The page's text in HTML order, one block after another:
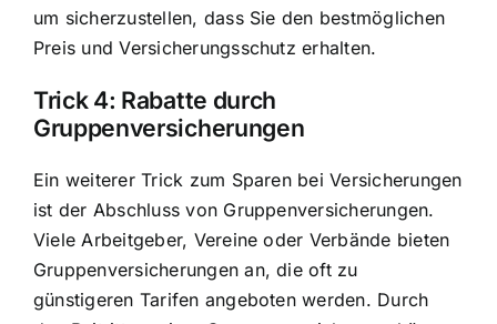
um sicherzustellen, dass Sie den bestmöglichen
Preis und Versicherungsschutz erhalten.
Trick 4: Rabatte durch
Gruppenversicherungen
Ein weiterer Trick zum Sparen bei Versicherungen
ist der Abschluss von Gruppenversicherungen.
Viele Arbeitgeber, Vereine oder Verbände bieten
Gruppenversicherungen an, die oft zu
günstigeren Tarifen angeboten werden. Durch